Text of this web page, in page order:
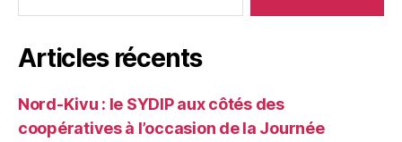
Articles récents
Nord-Kivu : le SYDIP aux côtés des
coopératives à l’occasion de la Journée